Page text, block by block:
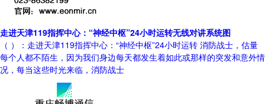
走进天津119指挥中心：“神经中枢”24小时运转无线对讲系统图
（ ）：走进天津119指挥中心：“神经中枢”24小时运转 消防战士，估量
每个人都不陌生，因为我们身边每天都发生着如此或那样的突发和意外情
况，每当这些时光来临，消防战士